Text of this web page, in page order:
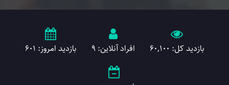
بازدید کل: 60,100 افراد آنلاین: 9 بازدید امروز: 601